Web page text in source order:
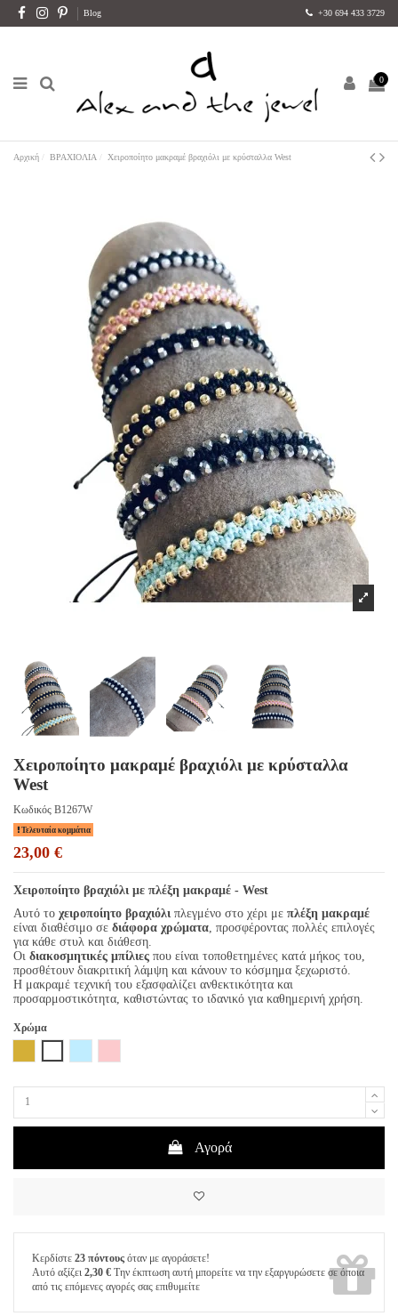
Blog +30 694 433 3729
0
Αρχική ΒΡΑΧΙΟΛΙΑ Χειροποίητο μακραμέ βραχιόλι με κρύσταλλα West
Χειροποίητο μακραμέ βραχιόλι με κρύσταλλα
West
Κωδικός B1267W
Τελευταία κομμάτια
23,00 €
Χειροποίητο βραχιόλι με πλέξη μακραμέ - West
Αυτό το χειροποίητο βραχιόλιπλεγμένο στο χέρι με πλέξη μακραμέ
είναι διαθέσιμο σε διάφορα χρώματα, προσφέροντας πολλές επιλογές
για κάθε στυλ και διάθεση.
Οι διακοσμητικές μπίλιες που είναι τοποθετημένες κατά μήκος του,
προσθέτουν διακριτική λάμψη και κάνουν το κόσμημα ξεχωριστό.
Η μακραμέ τεχνική του εξασφαλίζει ανθεκτικότητα και
προσαρμοστικότητα, καθιστώντας το ιδανικό για καθημερινή χρήση.
Χρώμα
Αγορά
Κερδίστε 23 πόντους όταν με αγοράσετε!
Αυτό αξίζει 2,30 € Την έκπτωση αυτή μπορείτε να την εξαργυρώσετε σε όποια
από τις επόμενες αγορές σας επιθυμείτε